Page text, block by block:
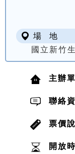
場 地
國立新竹
主辦
聯絡
票價
開放